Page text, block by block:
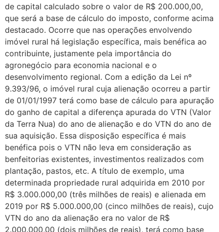
de capital calculado sobre o valor de R$ 200.000,00,
que será a base de cálculo do imposto, conforme acima
destacado. Ocorre que nas operações envolvendo
imóvel rural há legislação específica, mais benéfica ao
contribuinte, justamente pela importância do
agronegócio para economia nacional e o
desenvolvimento regional. Com a edição da Lei nº
9.393/96, o imóvel rural cuja alienação ocorreu a partir
de 01/01/1997 terá como base de cálculo para apuração
do ganho de capital a diferença apurada do VTN (Valor
da Terra Nua) do ano de alienação e do VTN do ano de
sua aquisição. Essa disposição específica é mais
benéfica pois o VTN não leva em consideração as
benfeitorias existentes, investimentos realizados com
plantação, pastos, etc. A título de exemplo, uma
determinada propriedade rural adquirida em 2010 por
R$ 3.000.000,00 (três milhões de reais) e alienada em
2019 por R$ 5.000.000,00 (cinco milhões de reais), cujo
VTN do ano da alienação era no valor de R$
2.000.000,00 (dois milhões de reais), terá como base